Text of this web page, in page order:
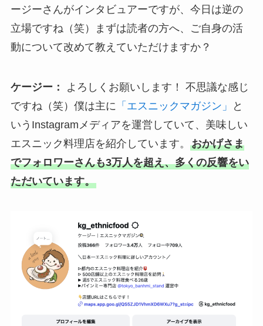
ージーさんがインタビュアーですが、今日は逆の
立場ですね（笑）まずは読者の方へ、ご自身の活
動について改めて教えていただけますか？
ケージー：
よろしくお願いします！ 不思議な感じ
ですね（笑）僕は主に 「エスニックマガジン」
と
いうInstagramメディアを運営していて、美味しい
エスニック料理店を紹介しています。 おかげさま
でフォロワーさんも3万人を超え、多くの反響をい
ただいています。